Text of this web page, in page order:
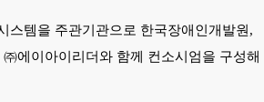
스템을 주관기관으로 한국장애인개발원 ,
㈜에이아이리더와 함께 컨소시엄을 구성해